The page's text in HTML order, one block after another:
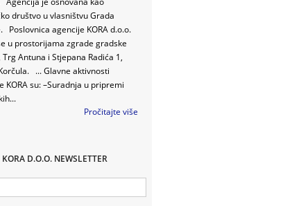
društvo u vlasništvu Grada
Poslovnica agencije KORA d.o.o.
u prostorijama zgrade gradske
Trg Antuna i Stjepana Radića 1,
... Glavne aktivnosti
KORA su: –Suradnja u pripremi
Pročitajte više
KORA D.O.O. NEWSLETTER